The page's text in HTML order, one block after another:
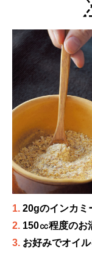
1. 20gのインカミ
2. 150㏄程度のお
3. お好みでオイ